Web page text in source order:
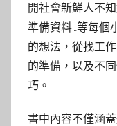
開社會新鮮人不
準備資料…等每個
的想法，從找工
的準備，以及不
巧。
書中內容不僅涵